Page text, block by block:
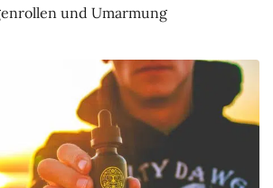
und Umarmung